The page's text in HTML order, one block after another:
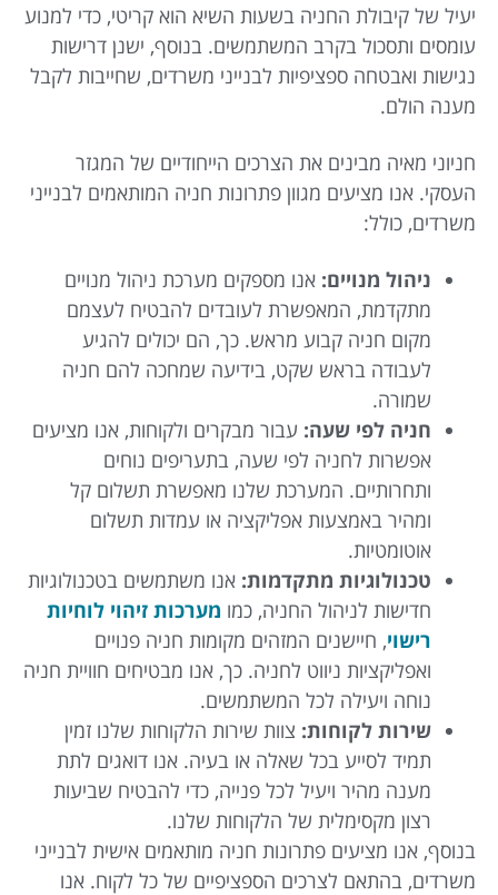
יעיל של קיבולת החניה בשעות השיא הוא קריטי, כדי למנוע
עומסים ותסכול בקרב המשתמשים. בנוסף, ישנן דרישות
נגישות ואבטחה ספציפיות לבנייני משרדים, שחייבות לקבל
מענה הולם.
חניוני מאיה מבינים את הצרכים הייחודיים של המגזר
העסקי. אנו מציעים מגוון פתרונות חניה המותאמים לבנייני
משרדים, כולל:
ניהול מנויים: אנו מספקים מערכת ניהול מנויים
מתקדמת, המאפשרת לעובדים להבטיח לעצמם
מקום חניה קבוע מראש. כך, הם יכולים להגיע
לעבודה בראש שקט, בידיעה שמחכה להם חניה
שמורה.
חניה לפי שעה: עבור מבקרים ולקוחות, אנו מציעים
אפשרות לחניה לפי שעה, בתעריפים נוחים
ותחרותיים. המערכת שלנו מאפשרת תשלום קל
ומהיר באמצעות אפליקציה או עמדות תשלום
אוטומטיות.
טכנולוגיות מתקדמות: אנו משתמשים בטכנולוגיות
חדישות לניהול החניה, כמו מערכות זיהוי לוחיות
רישוי, חיישנים המזהים מקומות חניה פנויים
ואפליקציות ניווט לחניה. כך, אנו מבטיחים חוויית חניה
נוחה ויעילה לכל המשתמשים.
שירות לקוחות: צוות שירות הלקוחות שלנו זמין
תמיד לסייע בכל שאלה או בעיה. אנו דואגים לתת
מענה מהיר ויעיל לכל פנייה, כדי להבטיח שביעות
רצון מקסימלית של הלקוחות שלנו.
בנוסף, אנו מציעים פתרונות חניה מותאמים אישית לבנייני
משרדים, בהתאם לצרכים הספציפיים של כל לקוח. אנו